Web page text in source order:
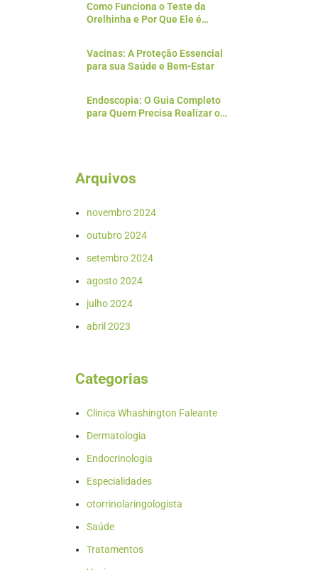
Como Funciona o Teste da
Orelhinha e Por Que Ele é
Vacinas: A Proteção Essencial
para sua Saúde e Bem-Estar
Endoscopia: O Guia Completo
para Quem Precisa Realizar o
Arquivos
novembro 2024
outubro 2024
setembro 2024
agosto 2024
julho 2024
abril 2023
Categorias
Clinica Whashington Faleante
Dermatologia
Endocrinologia
Especialidades
otorrinolaringologista
Saúde
Tratamentos